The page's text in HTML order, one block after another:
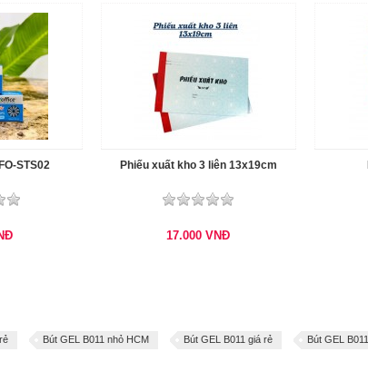
STS02 Phiếu xuất kho 3 liên 13x19cm
17.000VNĐ
Bút GEL B011 nhỏ HCM Bút GEL B011 giá rẻ Bút GEL B011